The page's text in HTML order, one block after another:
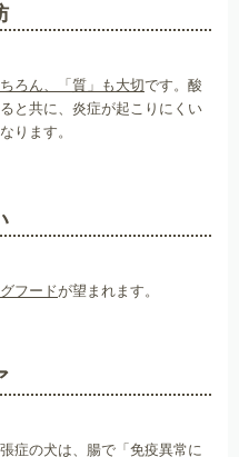
ろん、「質」も大切です。酸
と共に、炎症が起こりにくい
ります。
フードが望まれます。
症の犬は、腸で「免疫異常に